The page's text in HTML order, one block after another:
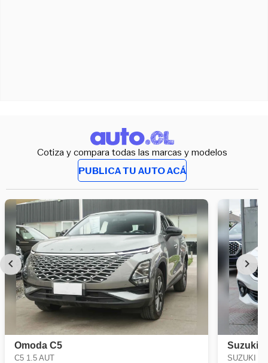
Cotiza y compara todas las marcas y modelos
PUBLICA TU AUTO ACÁ